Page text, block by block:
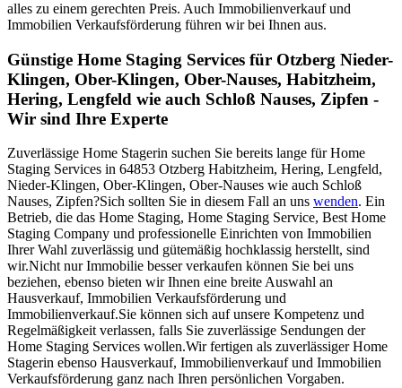
alles zu einem gerechten Preis. Auch Immobilienverkauf und
Immobilien Verkaufsförderung führen wir bei Ihnen aus.
Günstige Home Staging Services für Otzberg Nieder-
Klingen, Ober-Klingen, Ober-Nauses, Habitzheim,
Hering, Lengfeld wie auch Schloß Nauses, Zipfen -
Wir sind Ihre Experte
Zuverlässige Home Stagerin suchen Sie bereits lange für Home
Staging Services in 64853 Otzberg Habitzheim, Hering, Lengfeld,
Nieder-Klingen, Ober-Klingen, Ober-Nauses wie auch Schloß
Nauses, Zipfen?Sich sollten Sie in diesem Fall an uns wenden. Ein
Betrieb, die das Home Staging, Home Staging Service, Best Home
Staging Company und professionelle Einrichten von Immobilien
Ihrer Wahl zuverlässig und gütemäßig hochklassig herstellt, sind
wir.Nicht nur Immobilie besser verkaufen können Sie bei uns
beziehen, ebenso bieten wir Ihnen eine breite Auswahl an
Hausverkauf, Immobilien Verkaufsförderung und
Immobilienverkauf.Sie können sich auf unsere Kompetenz und
Regelmäßigkeit verlassen, falls Sie zuverlässige Sendungen der
Home Staging Services wollen.Wir fertigen als zuverlässiger Home
Stagerin ebenso Hausverkauf, Immobilienverkauf und Immobilien
Verkaufsförderung ganz nach Ihren persönlichen Vorgaben.